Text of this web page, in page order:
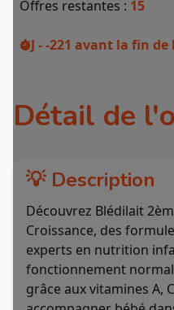
Offres restantes : 15
J - -221 avant la fin de
Détail de
💡 Description
Découvrez Blédilait
Croissance, des
experts en nutrition
fonctionnement
grâce aux vitamines A,